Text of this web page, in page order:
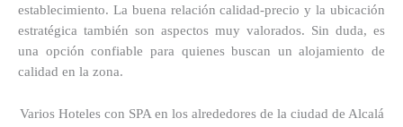
establecimiento. La buena relación calidad-precio y la ubicación
estratégica también son aspectos muy valorados. Sin duda, es
una opción confiable para quienes buscan un alojamiento de
calidad en la zona.
Varios Hoteles con SPA en los alrededores de la ciudad de Alcalá